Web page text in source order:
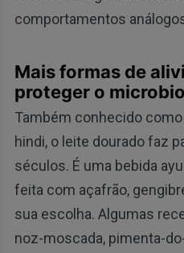
comportamentos
Mais formas de
proteger o
Também conhecido como
hindi, o leite dourado faz
séculos. É uma bebida
feita com açafrão,
sua escolha. Algumas
noz-moscada, pimenta-